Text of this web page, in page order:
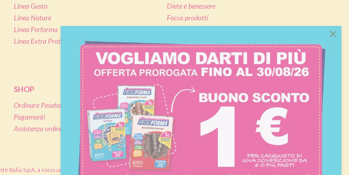
Linea Gusto
Linea Nature
Linea Performa
Linea Extra Protein
Diete e benessere
Focus prodotti
Eventi e concorsi Pesoforma
SHOP
Ordinare Pesoforma online
Pagamenti
Assistenza ordini online
CALCOLO BMI
L'ESPERTO RISPONDE
FAQ
Italia S.p.A. a socio unico, soggetta a direzione e coordinamento di Nardobel SAS Made with passion by: Sdm